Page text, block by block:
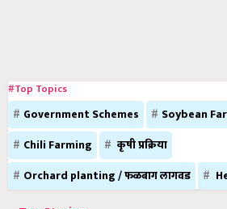
Government Schemes Soybean
Chili Farming
कृषी प्रक्रिया
Orchard planting / फळबाग लागवड
Top Stories